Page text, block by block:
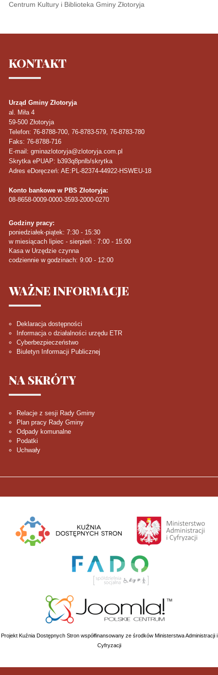
Centrum Kultury i Biblioteka Gminy Złotoryja
KONTAKT
Urząd Gminy Złotoryja
al. Miła 4
59-500 Złotoryja
Telefon: 76-8788-700, 76-8783-579, 76-8783-780
Faks: 76-8788-716
E-mail: gminazlotoryja@zlotoryja.com.pl
Skrytka ePUAP: b393q8pnlb/skrytka
Adres eDoręczeń: AE:PL-82374-44922-HSWEU-18
Konto bankowe w PBS Złotoryja:
08-8658-0009-0000-3593-2000-0270
Godziny pracy:
poniedziałek-piątek: 7:30 - 15:30
w miesiącach lipiec - sierpień : 7:00 - 15:00
Kasa w Urzędzie czynna
codziennie w godzinach: 9:00 - 12:00
WAŻNEINFORMACJE
Deklaracja dostępności
Informacja o działalności urzędu ETR
Cyberbezpieczeństwo
Biuletyn Informacji Publicznej
NA SKRÓTY
Relacje z sesji Rady Gminy
Plan pracy Rady Gminy
Odpady komunalne
Podatki
Uchwały
Projekt Kuźnia Dostępnych Stron współfinansowany ze środków Ministerstwa Administracji i
Cyfryzacji